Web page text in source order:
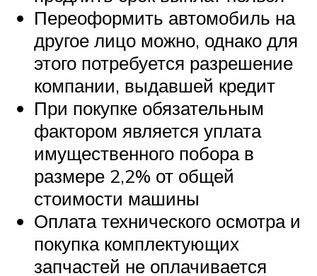
Переоформить автомобиль на
другое лицо можно, однако для
этого потребуется разрешение
компании, выдавшей кредит
При покупке обязательным
фактором является уплата
имущественного побора в
размере 2,2% от общей
стоимости машины
Оплата технического осмотра и
покупка комплектующих
запчастей не оплачивается